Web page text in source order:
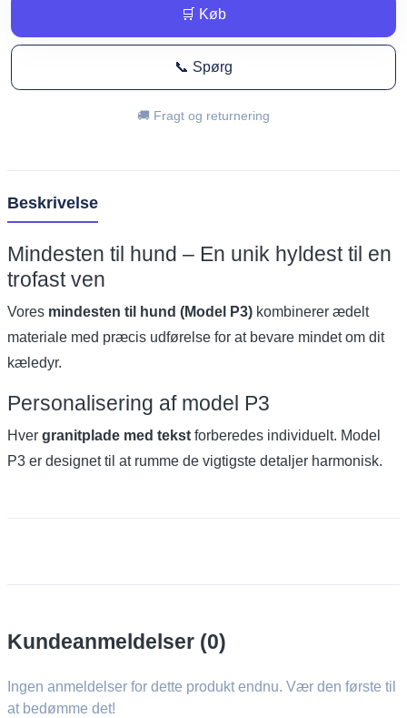
🛒 Køb
📞 Spørg
🚚 Fragt og returnering
Beskrivelse
Mindesten til hund – En unik hyldest til en
trofast ven
Vores mindesten til hund (Model P3) kombinerer ædelt
materiale med præcis udførelse for at bevare mindet om dit
kæledyr.
Personalisering af model P3
Hver granitplade med tekst forberedes individuelt. Model
P3 er designet til at rumme de vigtigste detaljer harmonisk.
Kundeanmeldelser (0)
Ingen anmeldelser for dette produkt endnu. Vær den første til
at bedømme det!